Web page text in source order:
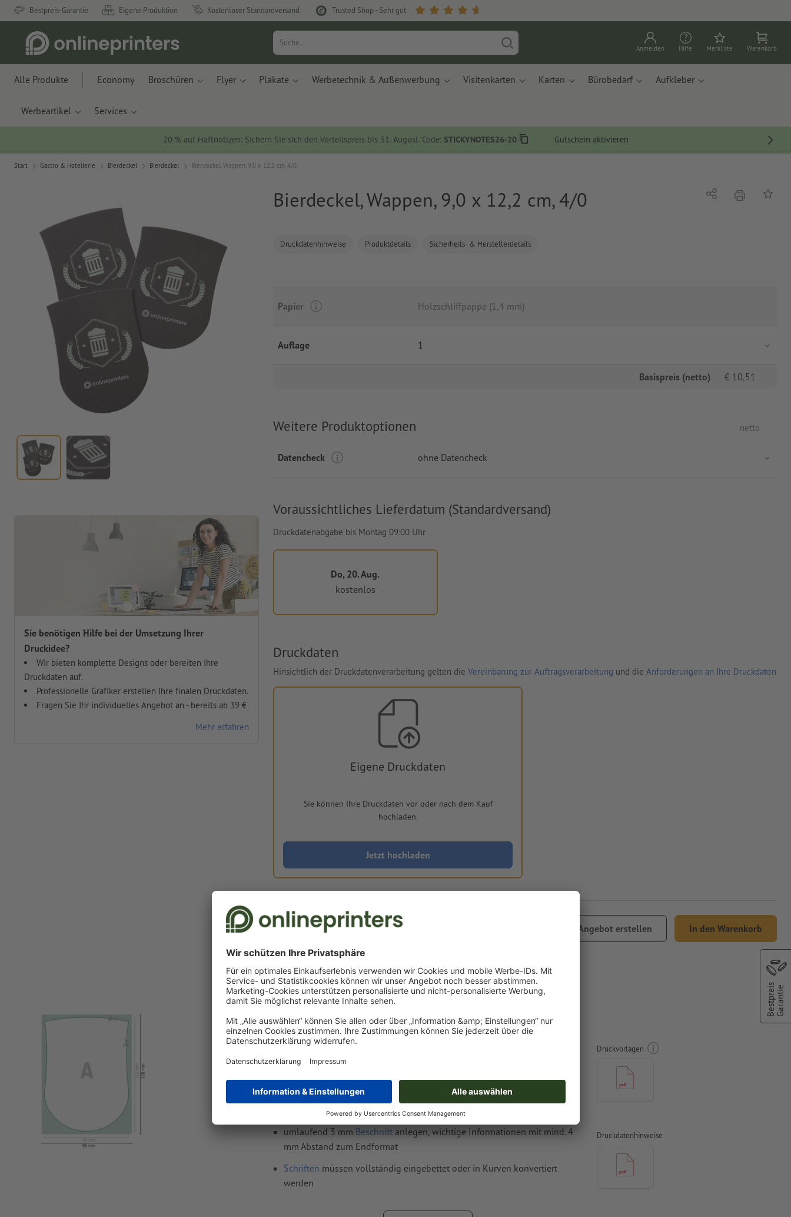
Bestpreis-Garantie Eigene Produktion Kostenloser Standardversand Trusted Shop - Sehr gut
Anmelden Hilfe Merkliste Warenkorb
Alle Produkte Economy Broschüren Flyer Plakate Werbetechnik & Außenwerbung Visitenkarten Karten Bürobedarf Aufkleber
Werbeartikel Services
20 % auf Haftnotizen: Sichern Sie sich den Vorteilspreis bis 31. August. Code: STICKYNOTES26-20 Gutschein aktivieren
Start Gastro & Hotellerie Bierdeckel Bierdeckel Bierdeckel, Wappen, 9,0 x 12,2 cm, 4/0
Bierdeckel, Wappen, 9,0 x 12,2 cm, 4/0
Sie benötigen Hilfe bei der Umsetzung Ihrer
Druckidee?
Wir bieten komplette Designs oder bereiten Ihre
Druckdaten auf.
Professionelle Grafiker erstellen Ihre finalen Druckdaten.
Fragen Sie Ihr individuelles Angebot an - bereits ab 39 €
Mehr erfahren
Druckdatenhinweise Produktdetails Sicherheits- & Herstellerdetails
Teilen DruckenAuf
Papier Holzschliffpappe (1,4 mm)
Auflage 1
Basispreis (netto) € 10,51
Weitere Produktoptionen netto
Datencheck ohne Datencheck
Voraussichtliches Lieferdatum (Standardversand)
Druckdatenabgabe bis Montag 09:00 Uhr
Do, 20. Aug.
kostenlos
Druckdaten
Hinsichtlich der Druckdatenverarbeitung gelten die Vereinbarung zur Auftragsverarbeitung und die Anforderungen an Ihre Druckdaten
Eigene Druckdaten
Sie können Ihre Druckdaten vor oder nach dem Kauf
hochladen.
Jetzt hochladen
Angebot erstellen In den Warenkorb
Lieferung ca.:
Gewicht: ca.6,37 g
Druckdatenhinweise Bierdeckel, Wappen, 9,0 x 12,2
cm, 4/0
Datenformat (inkl. 3 mm Beschnitt): 9,6 x 12,8 cm
Endformat: 9 x 12,2 cm
Auflösung:300 dpi
umlaufend 3 mm Beschnitt anlegen, wichtige Informationen mit mind. 4
mm Abstand zum Endformat
Schriften müssen vollständig eingebettet oder in Kurven konvertiert
werden
Druckvorlagen
Druckdatenhinweise
BestpreisGarantie